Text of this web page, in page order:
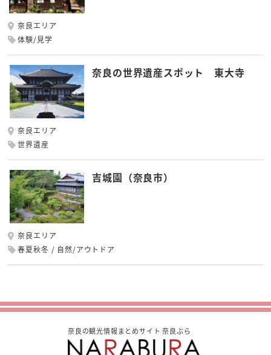
奈良エリア
体験/見学
奈良の世界遺産スポット 東大寺
奈良エリア
世界遺産
吉城園（奈良市）
奈良エリア
春夏秋冬
自然/アウトドア
奈良の観光情報まとめサイト 奈良ぶら